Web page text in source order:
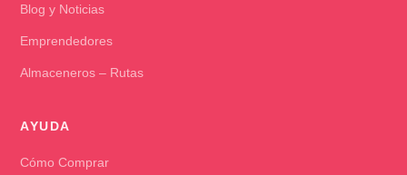
Blog y Noticias
Emprendedores
Almaceneros – Rutas
AYUDA
Cómo Comprar